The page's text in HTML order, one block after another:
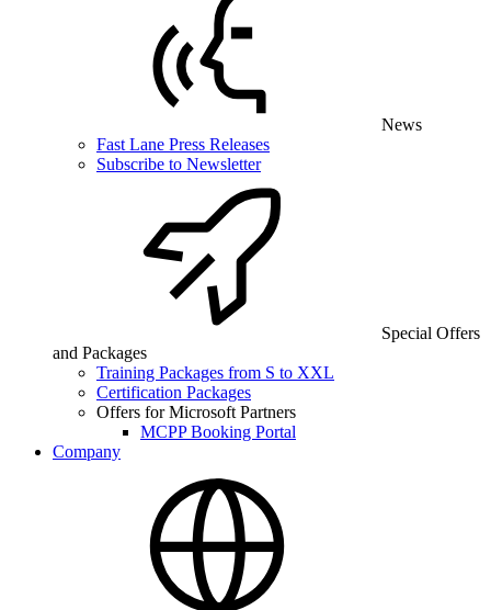
News
Fast Lane Press Releases
Subscribe to Newsletter
Special Offers
and Packages
Training Packages from S to XXL
Certification Packages
Offers for Microsoft Partners
MCPP Booking Portal
Company